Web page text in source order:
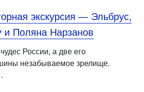
экскурсия — Эльбрус,
и Поляна Нарзанов
России, а две его
незабываемое зрелище.